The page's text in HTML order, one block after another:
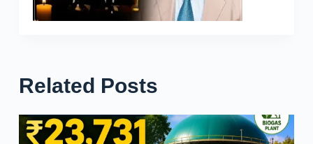
Related Posts